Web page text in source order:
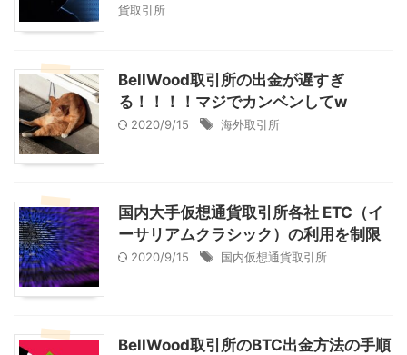
貨取引所
BellWood取引所の出金が遅すぎ
る！！！！マジでカンベンしてw
2020/9/15 海外取引所
国内大手仮想通貨取引所各社 ETC（イ
ーサリアムクラシック）の利用を制限
2020/9/15 国内仮想通貨取引所
BellWood取引所のBTC出金方法の手順